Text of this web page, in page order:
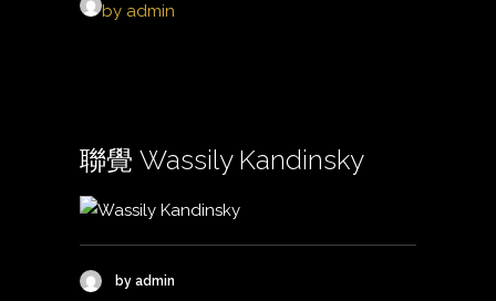
by admin
聯覺 Wassily Kandinsky
by admin